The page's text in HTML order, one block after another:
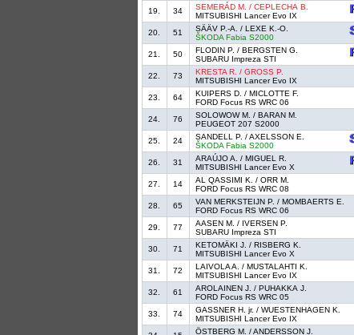
19.
34
SEMERÁD M. / CEPLECHA B.
MITSUBISHI Lancer Evo IX
20.
51
SÄÄV P.-A. / LEXE K.-O.
ŠKODA Fabia S2000
21.
50
FLODIN P. / BERGSTEN G.
SUBARU Impreza STI
22.
73
KRESTA R. / GROSS P.
MITSUBISHI Lancer Evo IX
23.
64
KUIPERS D. / MICLOTTE F.
FORD Focus RS WRC 06
24.
76
SOLOWOW M. / BARAN M.
PEUGEOT 207 S2000
25.
24
SANDELL P. / AXELSSON E.
ŠKODA Fabia S2000
26.
31
ARAÚJO A. / MIGUEL R.
MITSUBISHI Lancer Evo X
27.
14
AL QASSIMI K. / ORR M.
FORD Focus RS WRC 08
28.
65
VAN MERKSTEIJN P. / MOMBAERTS E.
FORD Focus RS WRC 06
29.
77
AASEN M. / IVERSEN P.
SUBARU Impreza STI
30.
71
KETOMÄKI J. / RISBERG K.
MITSUBISHI Lancer Evo X
31.
72
LAIVOLA A. / MUSTALAHTI K.
MITSUBISHI Lancer Evo IX
32.
61
AROLAINEN J. / PUHAKKA J.
FORD Focus RS WRC 05
33.
74
GASSNER H. jr. / WUESTENHAGEN K.
MITSUBISHI Lancer Evo IX
ÖSTBERG M. / ANDERSSON J.